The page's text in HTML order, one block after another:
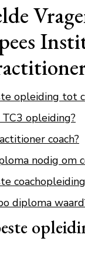
opleiding tot
opleiding?
coach?
nodig om
diploma